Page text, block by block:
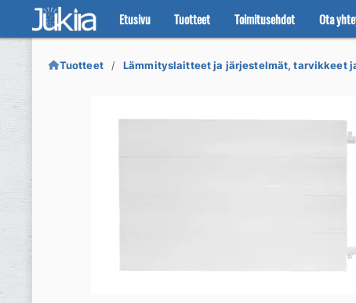
Etusivu Tuotteet Toimitusehdot Ota
Siirry
navigointiin
Siirry
sisältöön
Tuotteet Lämmityslaitteet ja järjestelmät, tarvikkeet